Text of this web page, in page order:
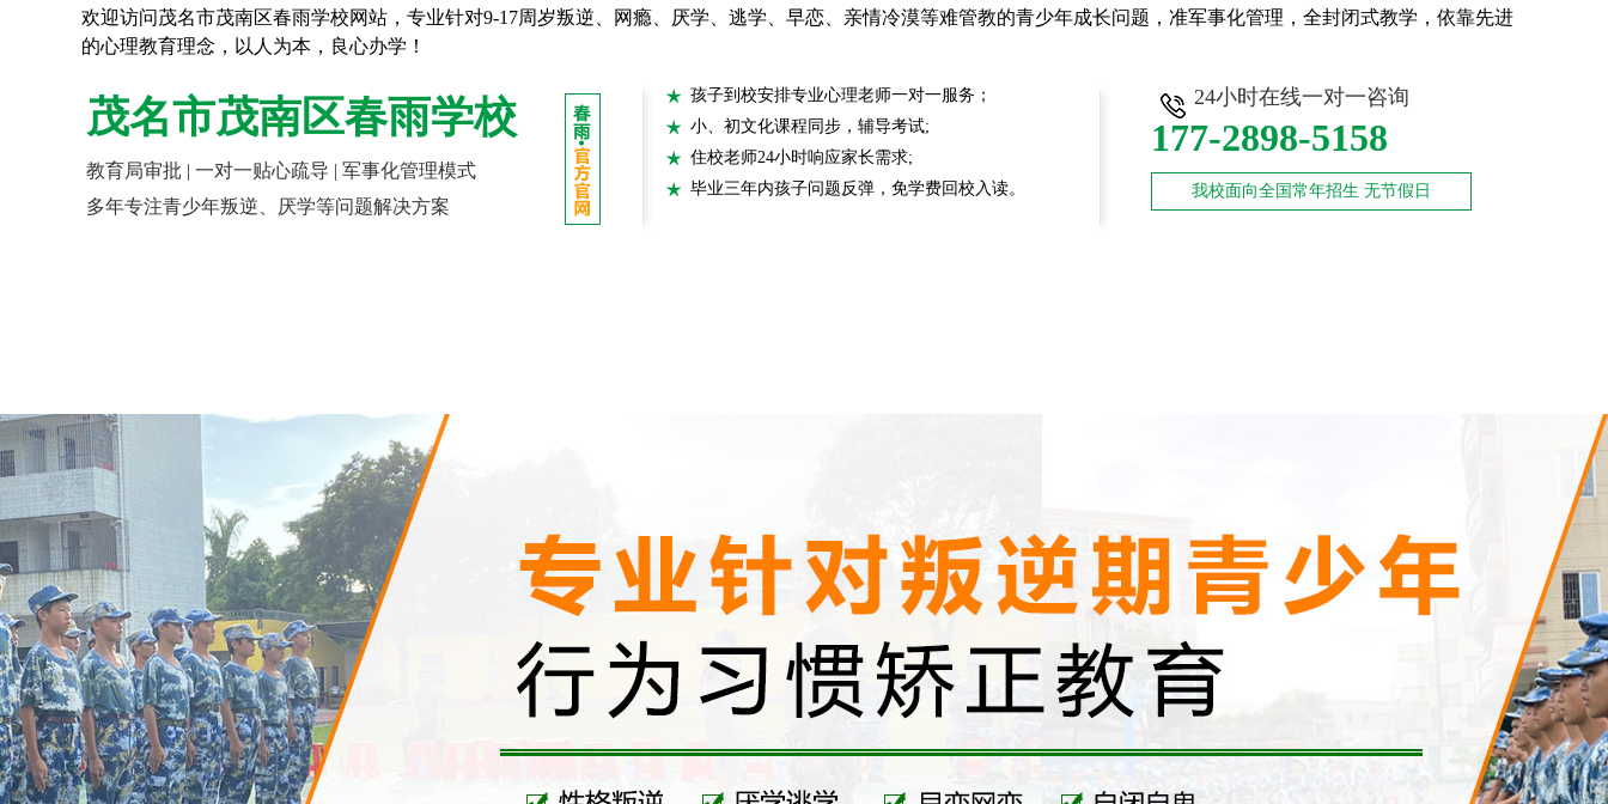
茂名市茂南区春雨学校
教育局审批 | 一对一贴心疏导 | 军事化管理模式
多年专注青少年叛逆、厌学等问题解决方案
孩子到校安排专业心理老师一对一服务；
小、初文化课程同步，辅导考试;
住校老师24小时响应家长需求;
毕业三年内孩子问题反弹，免学费回校入读。
24小时在线一对一咨询
欢迎访问茂名市茂南区春雨学校网站，专业针对9-17周岁叛逆、网瘾、厌学、逃学、早恋、亲情冷漠等难管教的青少年成长问题，准军事化管理，全封闭式教学，依靠先进
的心理教育理念，以人为本，良心办学！
177-2898-5158
我校面向全国常年招生 无节假日